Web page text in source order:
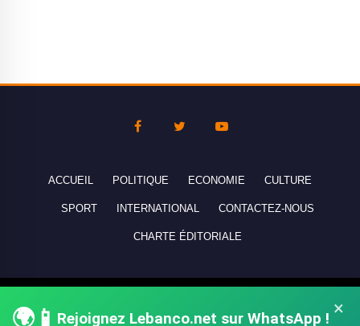
×
🌍📱 Rejoignez Lebanco.net sur WhatsApp !
ACCUEIL POLITIQUE ECONOMIE CULTURE
SPORT INTERNATIONAL CONTACTEZ-NOUS
CHARTE ÉDITORIALE
réservés - All rights reserved.